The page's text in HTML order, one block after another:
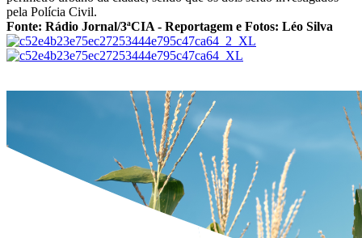
pela Polícia Civil.
Fonte: Rádio Jornal/3ªCIA - Reportagem e Fotos: Léo Silva